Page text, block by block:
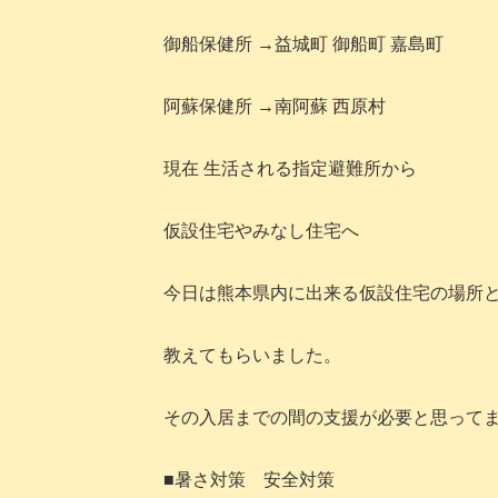
御船保健所 →益城町 御船町 嘉島町
阿蘇保健所 →南阿蘇 西原村
現在 生活される指定避難所から
仮設住宅やみなし住宅へ
今日は熊本県内に出来る仮設住宅の場所
教えてもらいました。
その入居までの間の支援が必要と思ってま
■暑さ対策 安全対策